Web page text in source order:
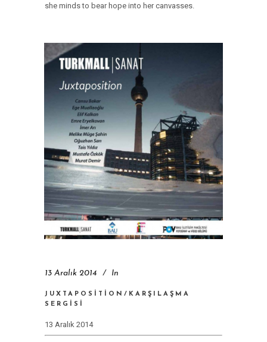
she minds to bear hope into her canvasses.
13 Aralık 2014 In
JUXTAPOSITION/KARŞILAŞMA
SERGISI
13 Aralık 2014